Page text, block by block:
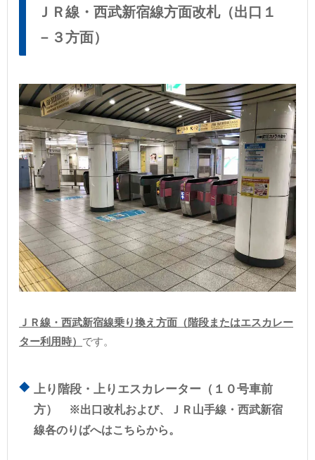
ＪＲ線・西武新宿線方面改札（出口１
－３方面）
ＪＲ線・西武新宿線乗り換え方面（階段またはエスカレー
ター利用時） です。
上り階段・上りエスカレーター（１０号車前
方）
※出口改札および、ＪＲ山手線・西武新宿
線各のりばへはこちらから。